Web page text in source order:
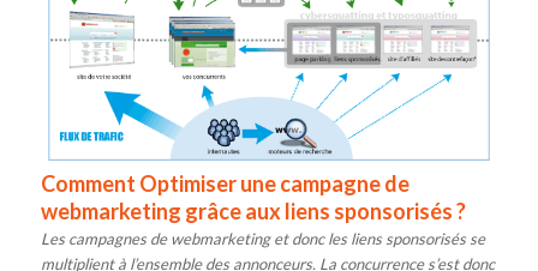
Comment Optimiser une campagne de
webmarketing grâce aux liens sponsorisés ?
Les campagnes de webmarketing et donc les liens sponsorisés se
multiplient à l’ensemble des annonceurs. La concurrence s’est donc